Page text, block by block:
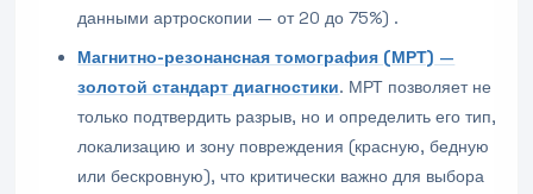
данными артроскопии — от 20 до 75%) .
Магнитно-резонансная томография (МРТ) —
золотой стандарт диагностики. МРТ позволяет не
только подтвердить разрыв, но и определить его тип,
локализацию и зону повреждения (красную, бедную
или бескровную), что критически важно для выбора